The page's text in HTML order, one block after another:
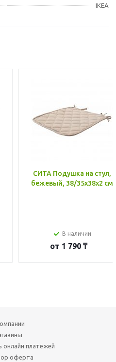
IKEA
СИТА Подушка на стул,
бежевый, 38/35x38x2 см
В наличии
от 1 790 ₸
онлайн платежей
оферта